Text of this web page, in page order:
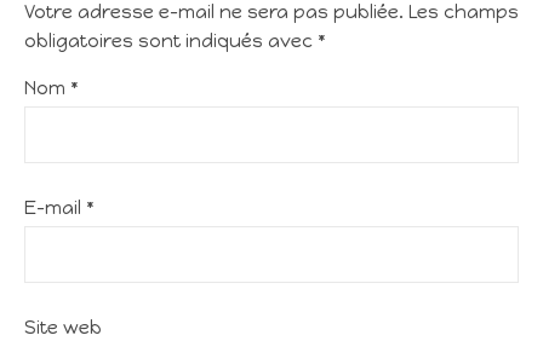
Votre adresse e-mail ne sera pas publiée. Les champs
obligatoires sont indiqués avec *
Nom *
E-mail *
Site web